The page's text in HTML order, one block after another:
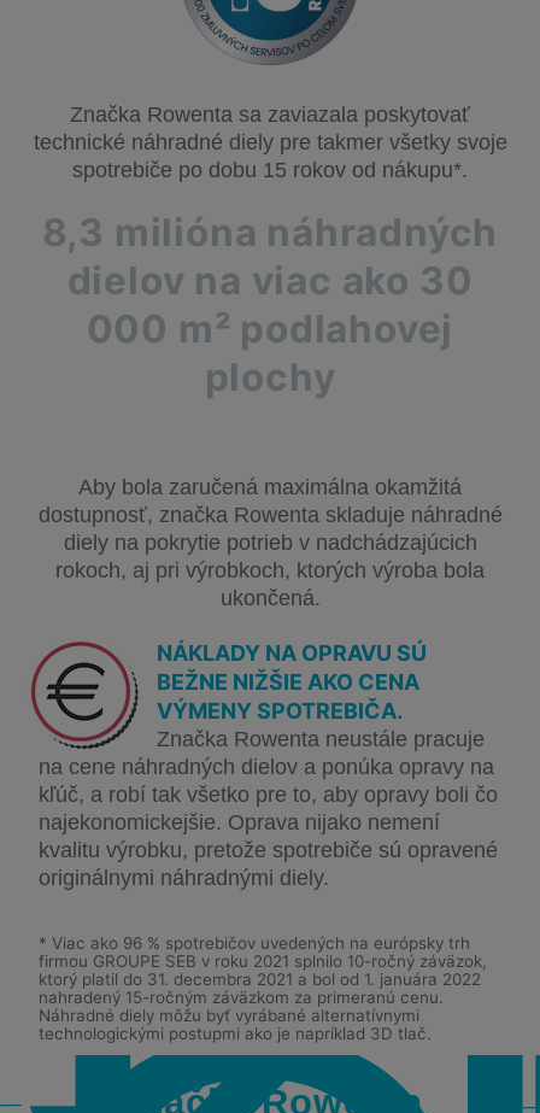
Značka Rowenta sa zaviazala poskytovať
technické náhradné diely pre takmer všetky svoje
spotrebiče po dobu 15 rokov od nákupu*.
8,3 milióna náhradných
dielov na viac ako 30
000 m² podlahovej
plochy
Aby bola zaručená maximálna okamžitá
dostupnosť, značka Rowenta skladuje náhradné
diely na pokrytie potrieb v nadchádzajúcich
rokoch, aj pri výrobkoch, ktorých výroba bola
ukončená.
NÁKLADY NA OPRAVU SÚ
BEŽNE NIŽŠIE AKO CENA
VÝMENY SPOTREBIČA.
Značka Rowenta neustále pracuje
na cene náhradných dielov a ponúka opravy na
kľúč, a robí tak všetko pre to, aby opravy boli čo
najekonomickejšie. Oprava nijako nemení
kvalitu výrobku, pretože spotrebiče sú opravené
originálnymi náhradnými diely.
* Viac ako 96 % spotrebičov uvedených na európsky trh
firmou GROUPE SEB v roku 2021 splnilo 10-ročný záväzok,
ktorý platil do 31. decembra 2021 a bol od 1. januára 2022
nahradený 15-ročným záväzkom za primeranú cenu.
Náhradné diely môžu byť vyrábané alternatívnymi
technologickými postupmi ako je napríklad 3D tlač.
Značka Rowenta